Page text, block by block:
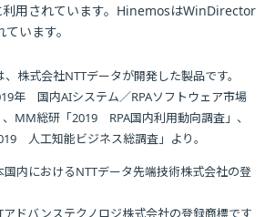
利用されています。HinemosはWinDirector
います。
株式会社NTTデータが開発した製品です。
年 国内AIシステム／RPAソフトウェア市場
MM総研「2019 RPA国内利用動向調査」、
人工知能ビジネス総調査」より。
内におけるNTTデータ先端技術株式会社の登
ドバンステクノロジ株式会社の登録商標です